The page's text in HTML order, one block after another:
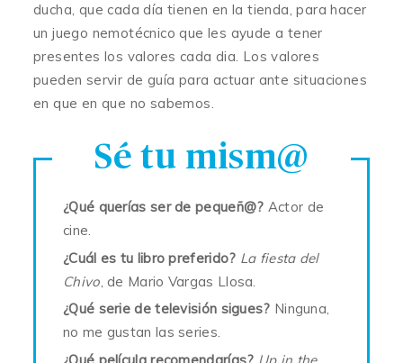
ducha, que cada día tienen en la tienda, para hacer
un juego nemotécnico que les ayude a tener
presentes los valores cada dia. Los valores
pueden servir de guía para actuar ante situaciones
en que en que no sabemos.
¿Qué querías ser de pequeñ@? Actor de
cine.
¿Cuál es tu libro preferido? La fiesta del
Chivo , de Mario Vargas Llosa.
¿Qué serie de televisión sigues? Ninguna,
no me gustan las series.
¿Qué película recomendarías? Up in the